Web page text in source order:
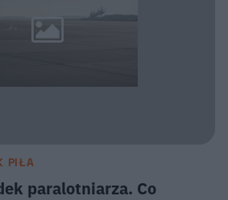
PIŁA
paralotniarza. Co